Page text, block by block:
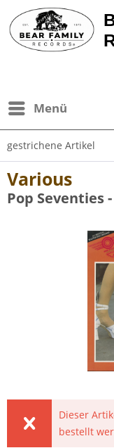
Menü
gestrichene Artikel
Various
Pop Seventies
Dieser
bestellt